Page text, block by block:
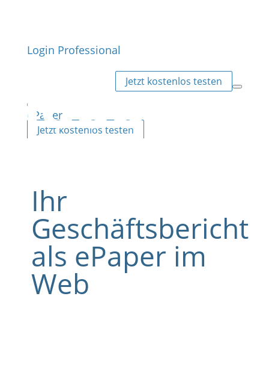
Login Professional
Jetzt kostenlos testen
ePaper
Jetzt kostenlos testen
Ihr
Geschäftsbericht
als ePaper im
Web